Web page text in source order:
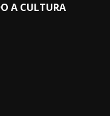
A CULTURA